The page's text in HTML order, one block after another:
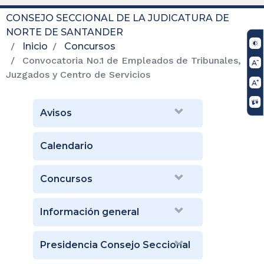
CONSEJO SECCIONAL DE LA JUDICATURA DE
NORTE DE SANTANDER
Inicio
Concursos
Convocatoria No.1 de Empleados de Tribunales,
Juzgados y Centro de Servicios
Avisos
Calendario
Concursos
Información general
Presidencia Consejo Seccional